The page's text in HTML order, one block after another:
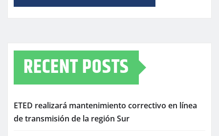
RECENT POSTS
ETED realizará mantenimiento correctivo en línea
de transmisión de la región Sur